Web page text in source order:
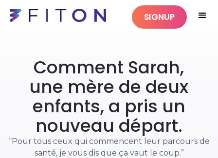
SIGNUP
Comment Sarah,
une mère de deux
enfants, a pris un
nouveau départ.
“Pour tous ceux qui commencent leur parcours de
santé, je vous dis que ça vaut le coup.”